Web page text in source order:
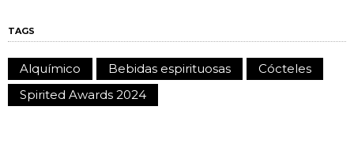
TAGS
Alquímico Bebidas espirituosas
Cócteles
Spirited Awards 2024